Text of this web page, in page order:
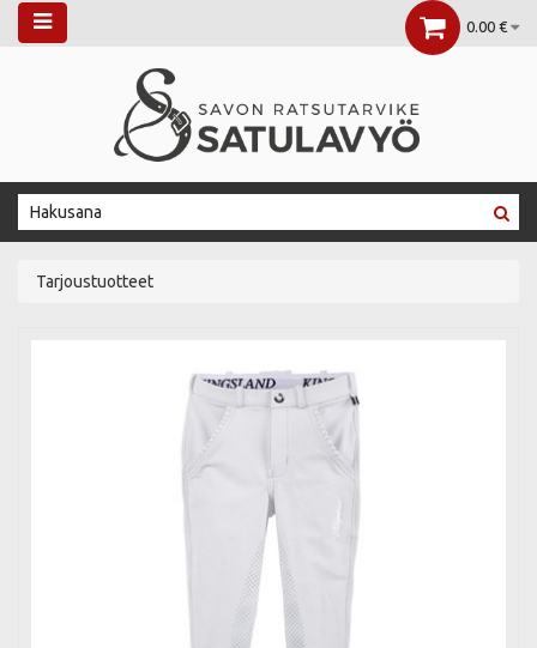
0.00 €
Tarjoustuotteet